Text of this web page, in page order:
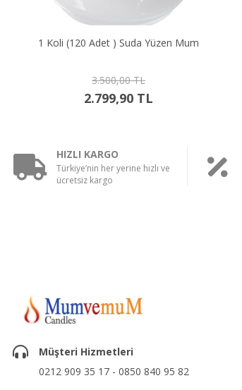
1 Koli (120 Adet ) Suda Yüzen Mum
3.500,00 TL
2.799,90 TL
HIZLI KARGO
Türkiye’nin her yerine hızlı ve
ücretsiz kargo
Müşteri Hizmetleri
0212 909 35 17 - 0850 840 95 82